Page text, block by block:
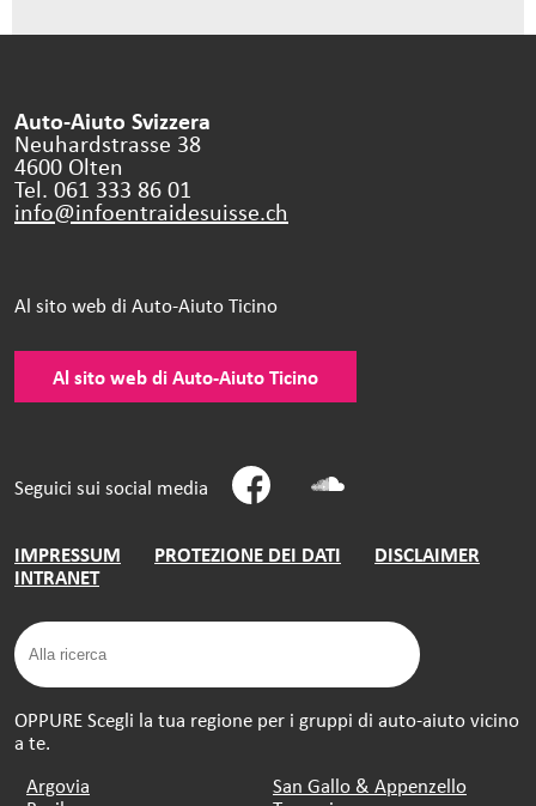
Auto-Aiuto Svizzera
Neuhardstrasse 38
4600 Olten
Tel. 061 333 86 01
info@infoentraidesuisse.ch
Al sito web di Auto-Aiuto Ticino
Al sito web di Auto-Aiuto Ticino
Seguici sui social media
IMPRESSUM PROTEZIONE DEI DATI
DISCLAIMER
INTRANET
OPPURE Scegli la tua regione per i gruppi di auto-aiuto vicino
a te.
Argovia
San Gallo & Appenzello